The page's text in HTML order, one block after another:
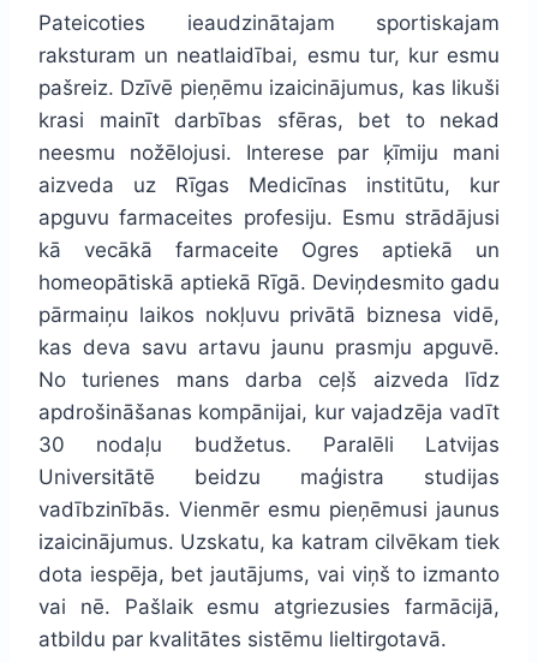
Pateicoties ieaudzinātajam sportiskajam
raksturam un neatlaidībai, esmu tur, kur esmu
pašreiz. Dzīvē pieņēmu izaicinājumus, kas likuši
krasi mainīt darbības sfēras, bet to nekad
neesmu nožēlojusi. Interese par ķīmiju mani
aizveda uz Rīgas Medicīnas institūtu, kur
apguvu farmaceites profesiju. Esmu strādājusi
kā vecākā farmaceite Ogres aptiekā un
homeopātiskā aptiekā Rīgā. Deviņdesmito gadu
pārmaiņu laikos nokļuvu privātā biznesa vidē,
kas deva savu artavu jaunu prasmju apguvē.
No turienes mans darba ceļš aizveda līdz
apdrošināšanas kompānijai, kur vajadzēja vadīt
30 nodaļu budžetus. Paralēli Latvijas
Universitātē beidzu maģistra studijas
vadībzinībās. Vienmēr esmu pieņēmusi jaunus
izaicinājumus. Uzskatu, ka katram cilvēkam tiek
dota iespēja, bet jautājums, vai viņš to izmanto
vai nē. Pašlaik esmu atgriezusies farmācijā,
atbildu par kvalitātes sistēmu lieltirgotavā.